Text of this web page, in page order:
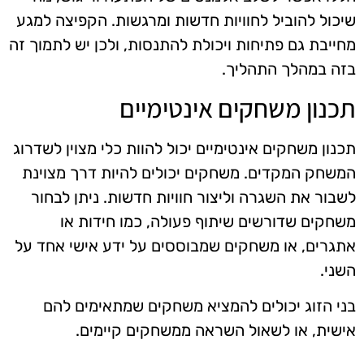
שיכול להוביל לחוויות חדשות ומרגשות. הקפיצה למגע
מחייבת גם פתיחות ויכולת להתנסות, ולכן יש לתמוך זה
בזה במהלך התהליך.
תכנון משחקים אינטימיים
תכנון משחקים אינטימיים יכול להוות כלי מצוין לשדרוג
המשחק המקדים. משחקים יכולים להיות דרך מצוינת
לשבור את השגרה וליצור חוויות חדשות. ניתן לבחור
משחקים שדורשים שיתוף פעולה, כמו חידות או
אתגרים, או משחקים שמבוססים על ידע אישי אחד על
השני.
בני הזוג יכולים להמציא משחקים שמתאימים להם
אישית, או לשאול השראה ממשחקים קיימים.